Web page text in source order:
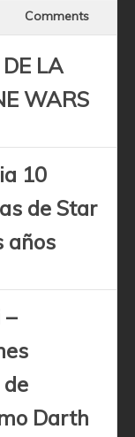
Comments
LA
WARS
10
de Star
años
–
Darth